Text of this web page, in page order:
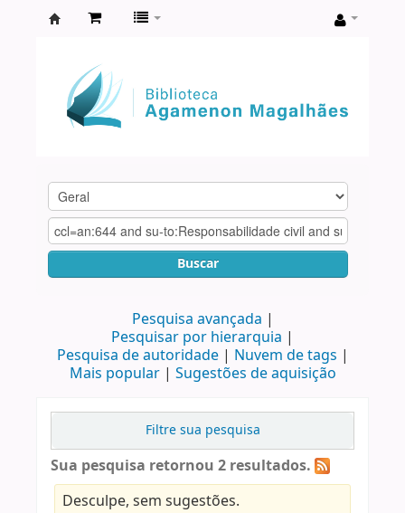
Agamenon
Magalhães
Buscar
Pesquisa avançada
Pesquisar por hierarquia
Pesquisa de autoridade
Nuvem de tags
Mais popular
Sugestões de aquisição
Filtre sua pesquisa
Sua pesquisa retornou 2 resultados.
Desculpe, sem sugestões.